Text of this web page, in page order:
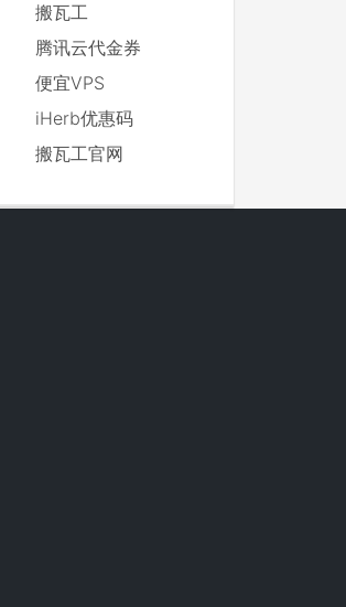
搬瓦工
腾讯云代金券
便宜VPS
iHerb优惠码
搬瓦工官网